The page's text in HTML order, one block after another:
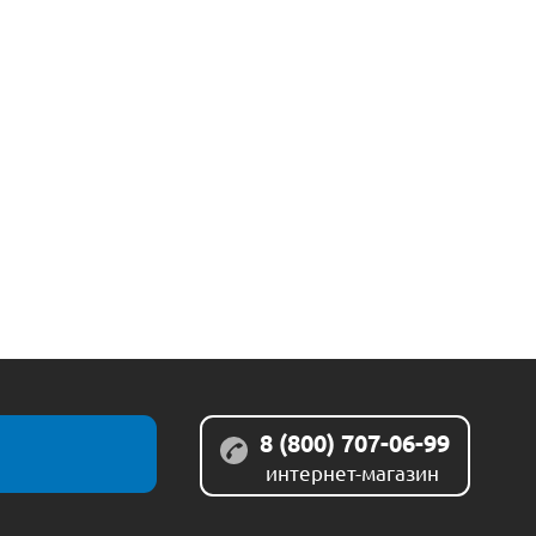
8 (800) 707-06-99
интернет-магазин